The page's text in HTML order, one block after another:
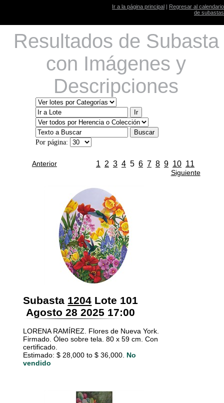
Ir a la página principal | Regresar al calendario
de subastas
Resultados de Subasta
con Imágenes y
Descripciones
Por página:
Anterior 1 2 3 4 5 6 7 8 9 10 11
Siguiente
Subasta 1204 Lote 101
Agosto 28 2025 17:00
LORENA RAMÍREZ. Flores de Nueva York.
Firmado. Óleo sobre tela. 80 x 59 cm. Con
certificado.
Estimado: $ 28,000 to $ 36,000. No
vendido